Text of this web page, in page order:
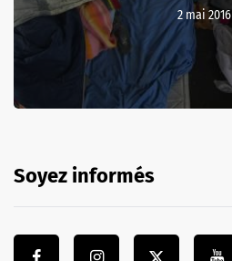
2 mai 2016
Soyez informés